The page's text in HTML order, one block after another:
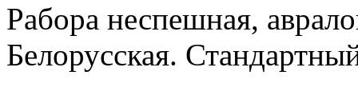
Рабора неспешная,
Белорусская.